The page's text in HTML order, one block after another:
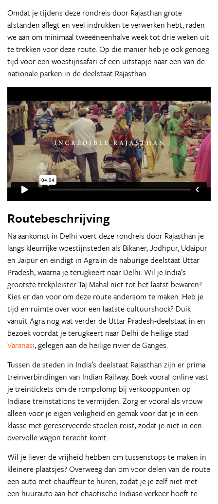
Omdat je tijdens deze rondreis door Rajasthan grote
afstanden aflegt en veel indrukken te verwerken hebt, raden
we aan om minimaal tweeëneenhalve week tot drie weken uit
te trekken voor deze route. Op die manier heb je ook genoeg
tijd voor een woestijnsafari of een uitstapje naar een van de
nationale parken in de deelstaat Rajasthan.
Routebeschrijving
Na aankomst in Delhi voert deze rondreis door Rajasthan je
langs kleurrijke woestijnsteden als Bikaner, Jodhpur, Udaipur
en Jaipur en eindigt in Agra in de naburige deelstaat Uttar
Pradesh, waarna je terugkeert naar Delhi. Wil je India’s
grootste trekpleister Taj Mahal niet tot het laatst bewaren?
Kies er dan voor om deze route andersom te maken. Heb je
tijd en ruimte over voor een laatste cultuurshock? Duik
vanuit Agra nog wat verder de Uttar Pradesh-deelstaat in en
bezoek voordat je terugkeert naar Delhi de heilige stad
Varanasi, gelegen aan de heilige rivier de Ganges.
Tussen de steden in India’s deelstaat Rajasthan zijn er prima
treinverbindingen van Indian Railway. Boek vooraf online vast
je treintickets om de rompslomp bij verkooppunten op
Indiase treinstations te vermijden. Zorg er vooral als vrouw
alleen voor je eigen veiligheid en gemak voor dat je in een
klasse met gereserveerde stoelen reist, zodat je niet in een
overvolle wagon terecht komt.
Wil je liever de vrijheid hebben om tussenstops te maken in
kleinere plaatsjes? Overweeg dan om voor delen van de route
een auto met chauffeur te huren, zodat je je zelf niet met
een huurauto aan het chaotische Indiase verkeer hoeft te